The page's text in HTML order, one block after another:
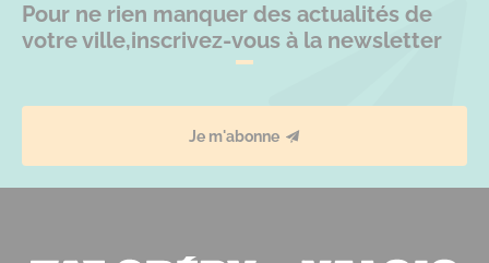
Pour ne rien manquer des actualités de
votre ville,inscrivez-vous à la newsletter
Je m'abonne